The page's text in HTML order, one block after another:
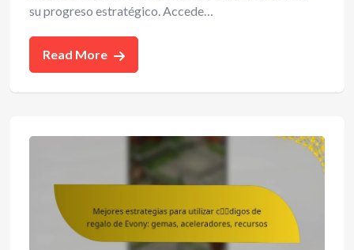
su progreso estratégico. Accede…
Read More